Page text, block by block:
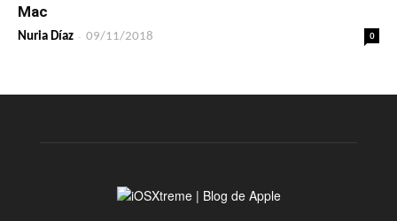
Mac
Nuria Díaz - 09/11/2018 0